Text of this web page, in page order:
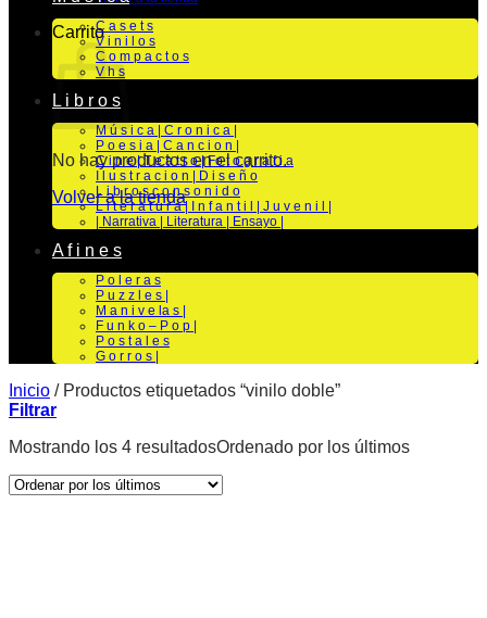
Carrito
No hay productos en el carrito.
Volver a la tienda
C a s e t s
V i n i l o s
C o m p a c t o s
V h s
L i b r o s
M ú s i c a | C r o n i c a |
P o e s i a | C a n c i o n |
C i n e | T e a t r o | Fo t o g r a f i a
I l u s t r a c i o n | D i s e ñ o
L i b r o s c o n s o n i d o
L i t e r a t u r a | I n f a n t i l | J u v e n i l |
| Narrativa | Literatura | Ensayo |
A f i n e s
P o l e r a s
P u z z l e s |
M a n i v e la s |
F u n k o – P o p |
P o s t a l e s
G o r r o s |
Inicio /Productos etiquetados “vinilo doble”
Filtrar
Mostrando los 4 resultadosOrdenado por los últimos